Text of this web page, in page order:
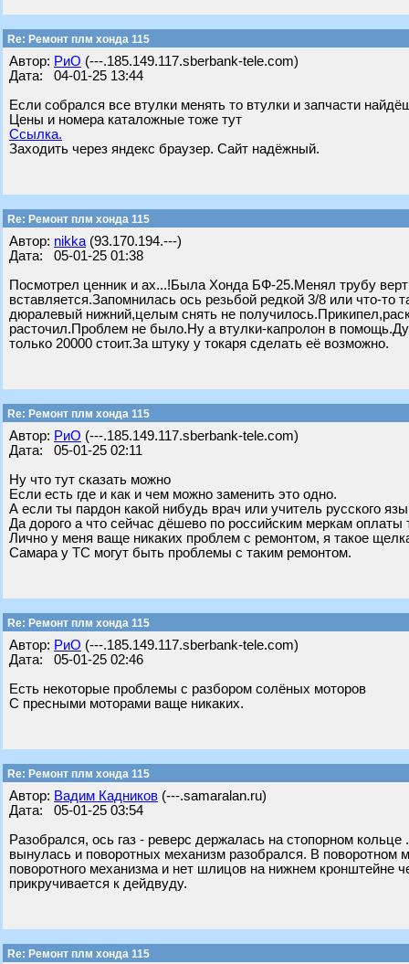
Re: Ремонт плм хонда 115
Автор: РиО (---.185.149.117.sberbank-tele.com)
Дата: 04-01-25 13:44
Если собрался все втулки менять то втулки и запчасти
Цены и номера каталожные тоже тут
Ссылка.
Заходить через яндекс браузер. Сайт надёжный.
Re: Ремонт плм хонда 115
Автор: nikka (93.170.194.---)
Дата: 05-01-25 01:38
Посмотрел ценник и ах...!Была Хонда БФ-25.Менял трубу
вставляется.Запомнилась ось резьбой редкой 3/8 или что-
дюралевый нижний,целым снять не
расточил.Проблем не было.Ну а втулки-капролон в
только 20000 стоит.За штуку у токаря сделать её возможно.
Re: Ремонт плм хонда 115
Автор: РиО (---.185.149.117.sberbank-tele.com)
Дата: 05-01-25 02:11
Ну что тут сказать можно
Если есть где и как и чем можно заменить это одно.
А если ты пардон какой нибудь врач или учитель русского
Да дорого а что сейчас дёшево по российским меркам оплаты
Лично у меня ваще никаких проблем с ремонтом, я такое
Самара у ТС могут быть проблемы с таким ремонтом.
Re: Ремонт плм хонда 115
Автор: РиО (---.185.149.117.sberbank-tele.com)
Дата: 05-01-25 02:46
Есть некоторые проблемы с разбором солёных моторов
С пресными моторами ваще никаких.
Re: Ремонт плм хонда 115
Автор: Вадим Кадников (---.samaralan.ru)
Дата: 05-01-25 03:54
Разобрался, ось газ - реверс держалась на стопорном
вынулась и поворотных механизм разобрался. В
поворотного механизма и нет шлицов на нижнем кронштейне
прикручивается к дейдвуду.
Re: Ремонт плм хонда 115